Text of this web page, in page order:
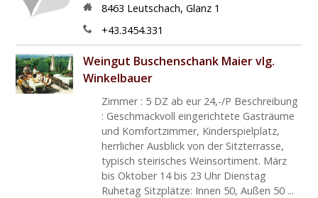
8463 Leutschach, Glanz 1
+43.3454.331
Weingut Buschenschank Maier vlg.
Winkelbauer
Zimmer : 5 DZ ab eur 24,-/P Beschreibung
: Geschmackvoll eingerichtete Gasträume
und Komfortzimmer, Kinderspielplatz,
herrlicher Ausblick von der Sitzterrasse,
typisch steirisches Weinsortiment. März
bis Oktober 14 bis 23 Uhr Dienstag
Ruhetag Sitzplätze: Innen 50, Außen 50 ...